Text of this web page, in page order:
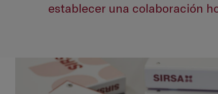
establecer una colaboración